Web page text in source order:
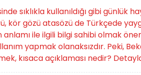
sıklıkla kullanıldığı gibi günlük
kör gözü atasözü de Türkçede
ile ilgili bilgi sahibi olmak
yapmak olanaksızdır. Peki,
kısaca açıklaması nedir?